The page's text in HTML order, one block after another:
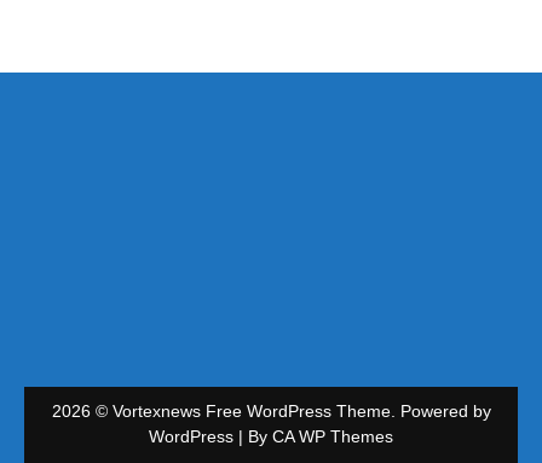
2026 © Vortexnews Free WordPress Theme. Powered by
WordPress | By CA WP Themes